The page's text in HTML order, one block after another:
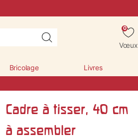
0
Vœux
Bricolage Livres
Cadre à tisser, 40 cm
à assembler